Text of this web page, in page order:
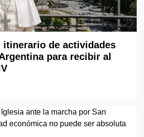
itinerario de actividades
para recibir al